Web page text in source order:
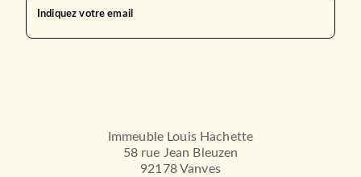
Indiquez votre email
Immeuble Louis Hachette
58 rue Jean Bleuzen
92178 Vanves